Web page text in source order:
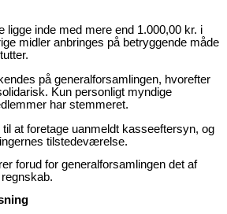
ligge inde med mere end 1.000,00 kr. i
midler anbringes på betryggende måde
på generalforsamlingen, hvorefter
Kun personligt myndige
har stemmeret.
at foretage uanmeldt kasseeftersyn, og
tilstedeværelse.
forud for generalforsamlingen det af